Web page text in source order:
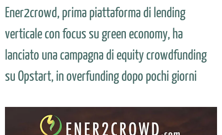
Ener2crowd, prima piattaforma di lending
verticale con focus su green economy, ha
lanciato una campagna di equity crowdfunding
su Opstart, in overfunding dopo pochi giorni